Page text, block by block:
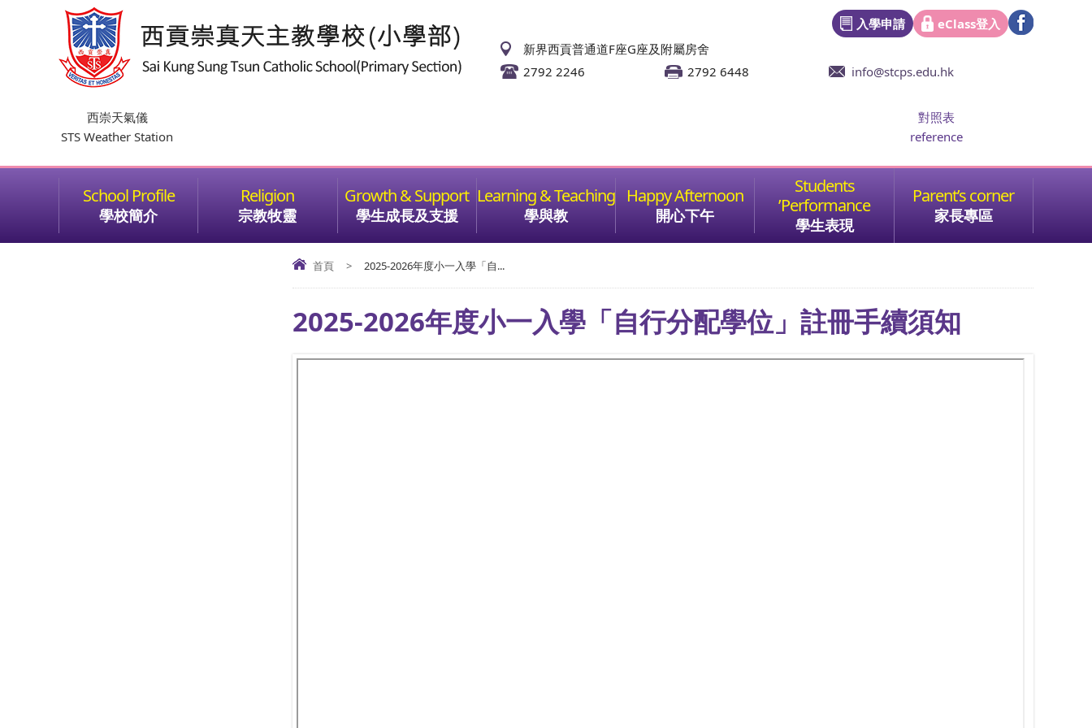
eClass登入
入學申請
新界西貢普通道F座G座及附屬房舍
2792 2246
2792 6448 info@stcps.edu.hk
西崇天氣儀
STS Weather Station
對照表
reference
學校簡介 宗教牧靈 學生成長及支援 學與教 開心下午 學生表現 家長專區
首頁 > 2025-2026年度小一入學「自...
2025-2026年度小一入學「自行分配學位」註冊手續須知